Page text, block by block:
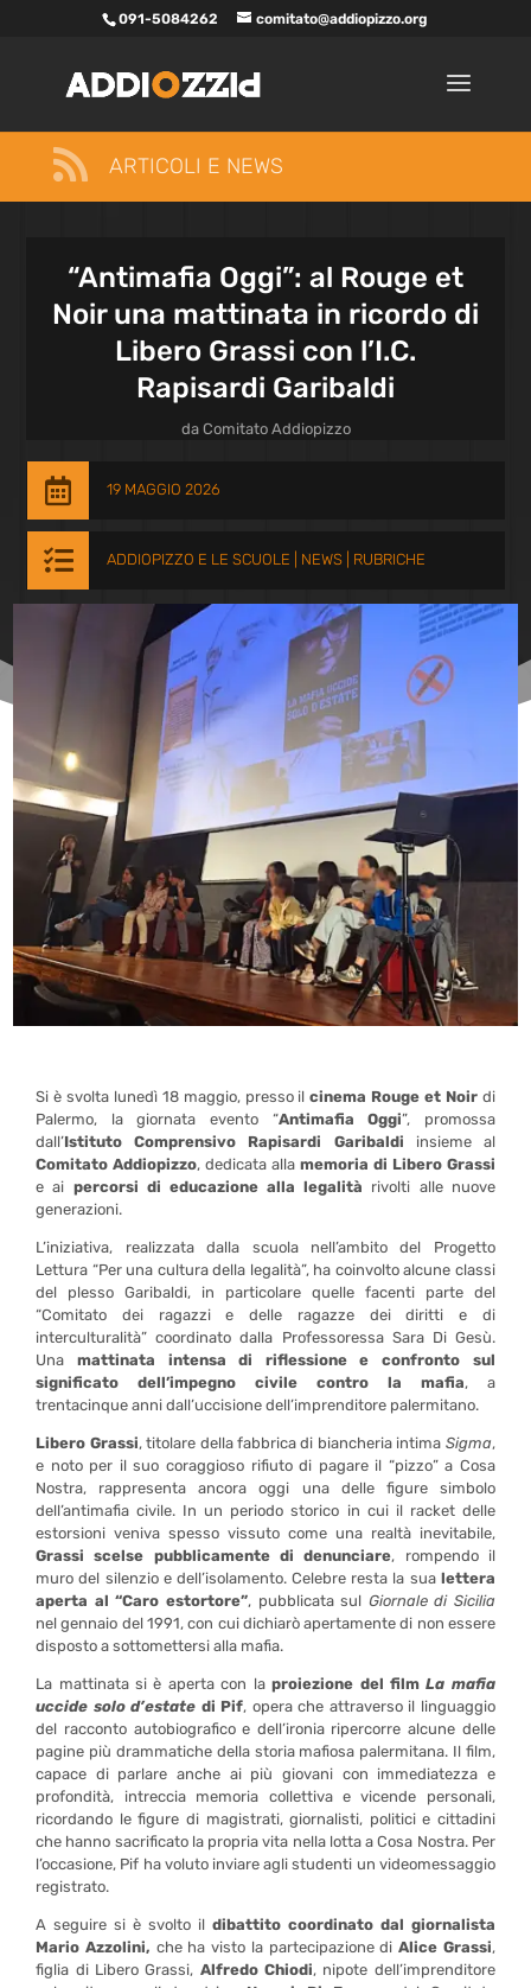
091-5084262 comitato@addiopizzo.org
 ARTICOLI E NEWS
“Antimafia Oggi”: al Rouge et
Noir una mattinata in ricordo di
Libero Grassi con l’I.C.
Rapisardi Garibaldi
da Comitato Addiopizzo
 19 MAGGIO 2026
 ADDIOPIZZO E LE SCUOLE NEWS| RUBRICHE
Si è svolta lunedì 18 maggio, presso ilcinema Rouge et Noirdi
Palermo, la giornata evento “Antimafia Oggi”, promossa
dall’Istituto Comprensivo Rapisardi Garibaldi insieme al
Comitato Addiopizzo, dedicata alla memoria di Libero Grassi
e ai percorsi di educazione alla legalità rivolti alle nuove
generazioni.
L’iniziativa, realizzata dalla scuola nell’ambito del Progetto
Lettura “Per una cultura della legalità”, ha coinvolto alcune classi
del plesso Garibaldi, in particolare quelle facenti parte del
“Comitato dei ragazzi e delle ragazze dei diritti e di
interculturalità” coordinato dalla Professoressa Sara Di Gesù.
Una mattinata intensa di riflessione e confronto sul
significato dell’impegno civile contro la mafia, a
trentacinque anni dall’uccisione dell’imprenditore palermitano.
Libero Grassi, titolare della fabbrica di biancheria intima Sigma,
e noto per il suo coraggioso rifiuto di pagare il “pizzo” a Cosa
Nostra, rappresenta ancora oggi una delle figure simbolo
dell’antimafia civile. In un periodo storico in cui il racket delle
estorsioni veniva spesso vissuto come una realtà inevitabile,
Grassi scelse pubblicamente di denunciare, rompendo il
muro del silenzio e dell’isolamento. Celebre resta la sualettera
aperta al “Caro estortore”, pubblicata sul Giornale di Sicilia
nel gennaio del 1991, con cui dichiarò apertamente di non essere
disposto a sottomettersi alla mafia.
La mattinata si è aperta con laproiezione del filmLa mafia
uccide solo d’estate di Pif, opera che attraverso il linguaggio
del racconto autobiografico e dell’ironia ripercorre alcune delle
pagine più drammatiche della storia mafiosa palermitana. Il film,
capace di parlare anche ai più giovani con immediatezza e
profondità, intreccia memoria collettiva e vicende personali,
ricordando le figure di magistrati, giornalisti, politici e cittadini
che hanno sacrificato la propria vita nella lotta a Cosa Nostra. Per
l’occasione, Pif ha voluto inviare agli studenti un videomessaggio
registrato.
A seguire si è svolto il dibattito coordinato dal giornalista
Mario Azzolini, che ha visto la partecipazione diAlice Grassi,
figlia di Libero Grassi, Alfredo Chiodi, nipote dell’imprenditore